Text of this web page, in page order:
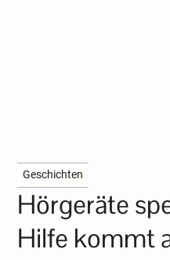
Geschichten
Hörgeräte
Hilfe kommt